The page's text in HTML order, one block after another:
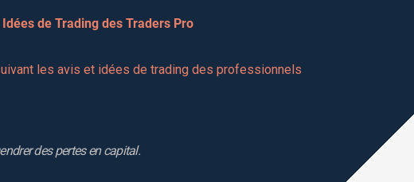
de Trading des Traders Pro
les avis et idées de trading des professionnels
des pertes en capital.